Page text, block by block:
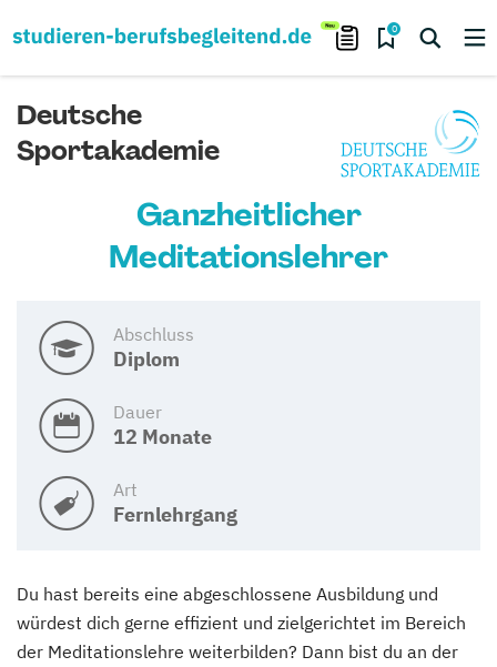
0
Deutsche
Sportakademie
Ganzheitlicher
Meditationslehrer
Abschluss
Diplom
Dauer
12 Monate
Art
Fernlehrgang
Du hast bereits eine abgeschlossene Ausbildung und
würdest dich gerne effizient und zielgerichtet im Bereich
der Meditationslehre weiterbilden? Dann bist du an der